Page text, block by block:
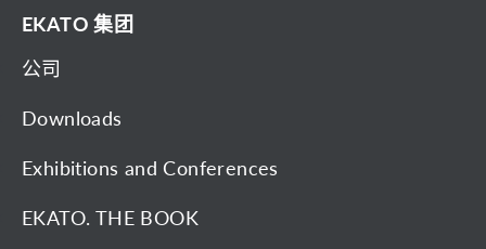
EKATO 集团
公司
Downloads
Exhibitions and Conferences
EKATO. THE BOOK